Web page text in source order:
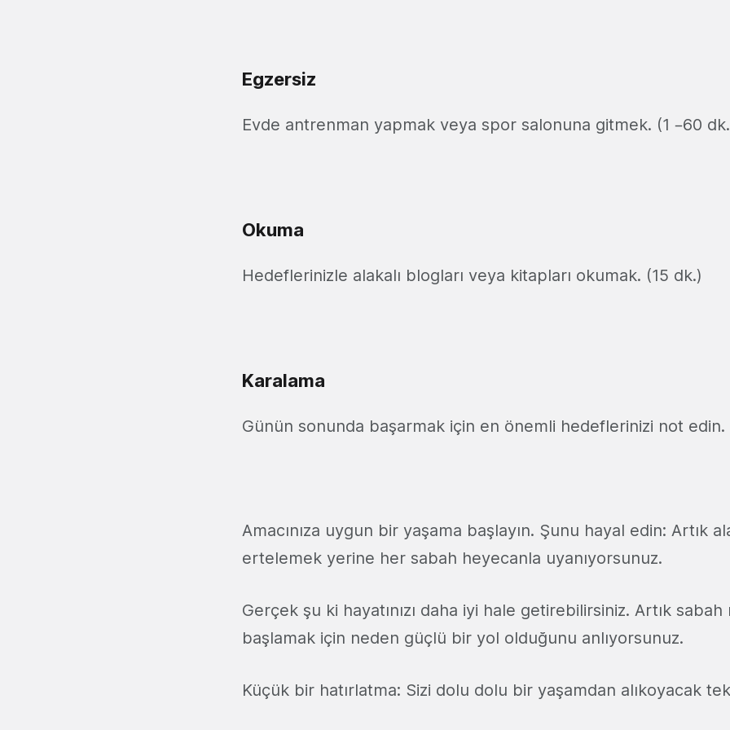
Egzersiz
Evde antrenman yapmak veya spor salonuna gitmek. (1 –60
Okuma
Hedeflerinizle alakalı blogları veya kitapları okumak. (15 dk.)
Karalama
Günün sonunda başarmak için en önemli hedeflerinizi not edin.
Amacınıza uygun bir yaşama başlayın. Şunu hayal edin: Artık
ertelemek yerine her sabah heyecanla uyanıyorsunuz.
Gerçek şu ki hayatınızı daha iyi hale getirebilirsiniz. Artık
başlamak için neden güçlü bir yol olduğunu anlıyorsunuz.
Küçük bir hatırlatma: Sizi dolu dolu bir yaşamdan alıkoyacak